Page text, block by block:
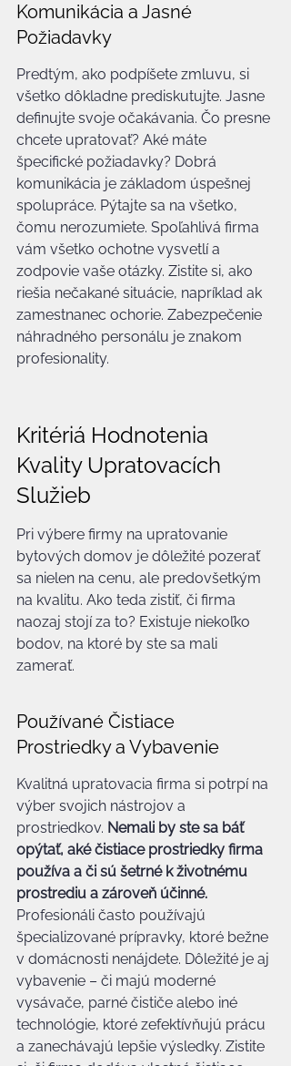
Komunikácia a Jasné
Požiadavky
Predtým, ako podpíšete zmluvu, si
všetko dôkladne prediskutujte. Jasne
definujte svoje očakávania. Čo presne
chcete upratovať? Aké máte
špecifické požiadavky? Dobrá
komunikácia je základom úspešnej
spolupráce. Pýtajte sa na všetko,
čomu nerozumiete. Spoľahlivá firma
vám všetko ochotne vysvetlí a
zodpovie vaše otázky. Zistite si, ako
riešia nečakané situácie, napríklad ak
zamestnanec ochorie. Zabezpečenie
náhradného personálu je znakom
profesionality.
Kritériá Hodnotenia
Kvality Upratovacích
Služieb
Pri výbere firmy na upratovanie
bytových domov je dôležité pozerať
sa nielen na cenu, ale predovšetkým
na kvalitu. Ako teda zistiť, či firma
naozaj stojí za to? Existuje niekoľko
bodov, na ktoré by ste sa mali
zamerať.
Používané Čistiace
Prostriedky a Vybavenie
Kvalitná upratovacia firma si potrpí na
výber svojich nástrojov a
prostriedkov. Nemali by ste sa báť
opýtať, aké čistiace prostriedky firma
používa a či sú šetrné k životnému
prostrediu a zároveň účinné.
Profesionáli často používajú
špecializované prípravky, ktoré bežne
v domácnosti nenájdete. Dôležité je aj
vybavenie – či majú moderné
vysávače, parné čističe alebo iné
technológie, ktoré zefektívňujú prácu
a zanechávajú lepšie výsledky. Zistite